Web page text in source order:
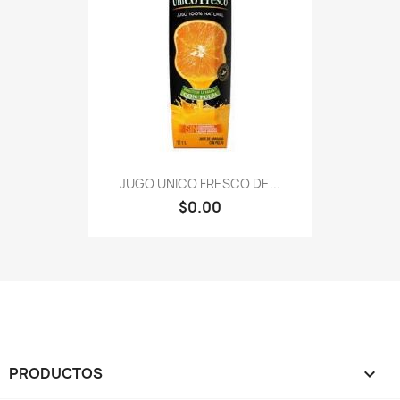
JUGO UNICO FRESCO DE...
$0.00
PRODUCTOS 